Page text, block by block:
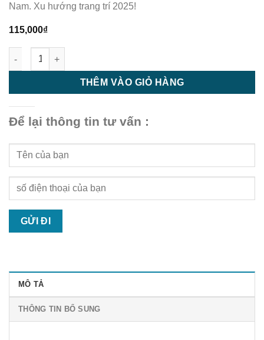
Nam. Xu hướng trang trí 2025!
115,000₫
Lam Treo Tường - Trần HG10040 Walnut - Lam Gỗ Nhựa Bền,
THÊM VÀO GIỎ HÀNG
Để lại thông tin tư vấn :
MÔ TẢ
THÔNG TIN BỔ SUNG